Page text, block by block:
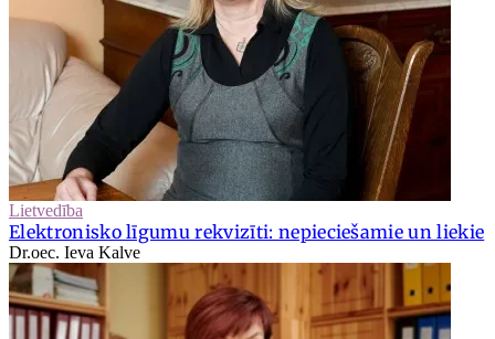
Lietvedība
Elektronisko līgumu rekvizīti: nepieciešamie un liekie
Dr.oec. Ieva Kalve